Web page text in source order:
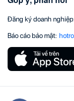
Đăng ký doanh nghiệp
Báo cáo bảo mật: